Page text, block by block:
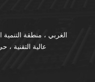
عالية التقنية ،